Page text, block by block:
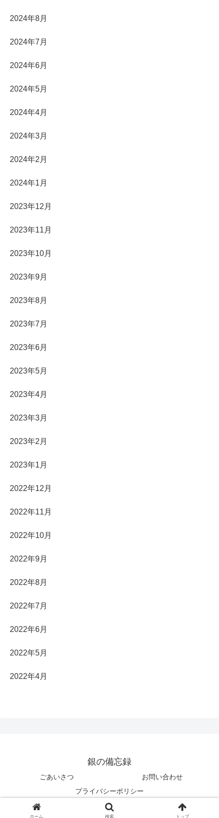
2024年8月
2024年7月
2024年6月
2024年5月
2024年4月
2024年3月
2024年2月
2024年1月
2023年12月
2023年11月
2023年10月
2023年9月
2023年8月
2023年7月
2023年6月
2023年5月
2023年4月
2023年3月
2023年2月
2023年1月
2022年12月
2022年11月
2022年10月
2022年9月
2022年8月
2022年7月
2022年6月
2022年5月
2022年4月
銀の備忘録
ごあいさつ
お問い合わせ
プライバシーポリシー
© 2022 銀の備忘録.
ホーム 検索 トップ